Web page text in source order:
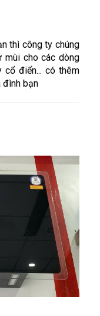
thì công ty chúng
mùi cho các dòng
cổ điển... có thêm
đình bạn